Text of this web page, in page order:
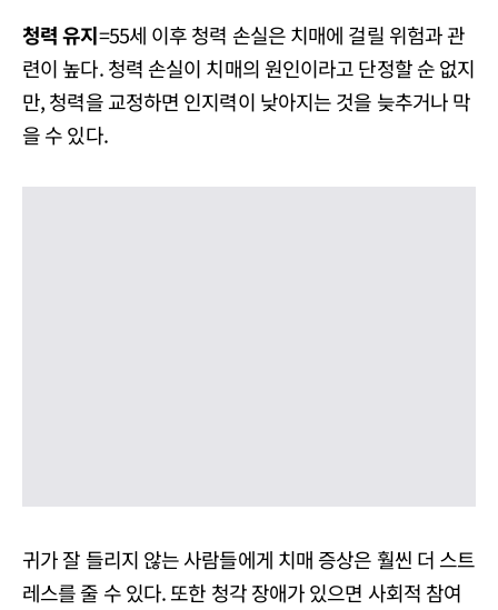
청력 유지=55세 이후 청력 손실은 치매에 걸릴 위험과 관
련이 높다. 청력 손실이 치매의 원인이라고 단정할 순 없지
만, 청력을 교정하면 인지력이 낮아지는 것을 늦추거나 막
을 수 있다.
귀가 잘 들리지 않는 사람들에게 치매 증상은 훨씬 더 스트
레스를 줄 수 있다. 또한 청각 장애가 있으면 사회적 참여